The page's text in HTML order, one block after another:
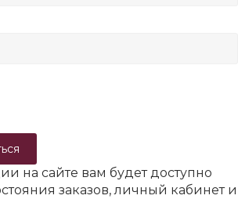
на сайте вам будет доступно
заказов, личный кабинет и